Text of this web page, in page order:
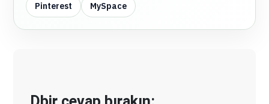
Pinterest MySpace